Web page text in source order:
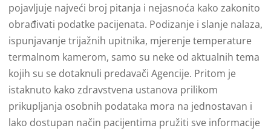
pojavljuje najveći broj pitanja i nejasnoća kako zakonito
obrađivati podatke pacijenata. Podizanje i slanje nalaza,
ispunjavanje trijažnih upitnika, mjerenje temperature
termalnom kamerom, samo su neke od aktualnih tema
kojih su se dotaknuli predavači Agencije. Pritom je
istaknuto kako zdravstvena ustanova prilikom
prikupljanja osobnih podataka mora na jednostavan i
lako dostupan način pacijentima pružiti sve informacije